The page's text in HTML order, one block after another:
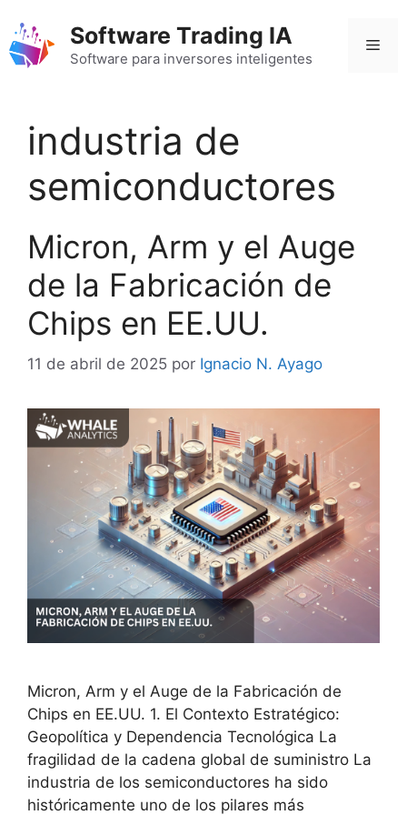
contenido
Software Trading IA
Software para inversores inteligentes
industria de
semiconductores
Micron, Arm y el Auge
de la Fabricación de
Chips en EE.UU.
11 de abril de 2025 por Ignacio N. Ayago
Micron, Arm y el Auge de la Fabricación de
Chips en EE.UU. 1. El Contexto Estratégico:
Geopolítica y Dependencia Tecnológica La
fragilidad de la cadena global de suministro La
industria de los semiconductores ha sido
históricamente uno de los pilares más